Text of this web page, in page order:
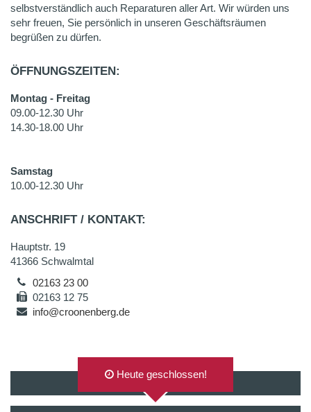
selbstverständlich auch Reparaturen aller Art. Wir würden uns
sehr freuen, Sie persönlich in unseren Geschäftsräumen
begrüßen zu dürfen.
ÖFFNUNGSZEITEN:
Montag - Freitag
09.00-12.30 Uhr
14.30-18.00 Uhr
Samstag
10.00-12.30 Uhr
ANSCHRIFT / KONTAKT:
Hauptstr. 19
41366 Schwalmtal
02163 23 00
02163 12 75
info@croonenberg.de
AUF GOOGLEMAPS ANZEIGEN
Heute geschlossen!